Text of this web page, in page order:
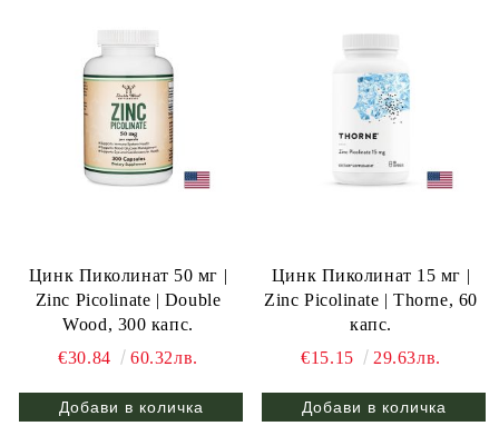
Цинк Пиколинат 50 мг |
Zinc Picolinate | Double
Wood, 300 капс.
€30.84
60.32лв.
Цинк Пиколинат 15 мг |
Zinc Picolinate | Thorne, 60
капс.
€15.15
29.63лв.